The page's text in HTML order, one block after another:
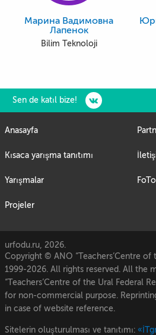
Марина Вадимовна
Лапенок
Bilim Teknoloji
Sen de katıl bize!
Anasayfa
Kısaca yarışma tanıtımı
Yarışmalar
Projeler
urfodu.ru, 2026.
Copyright © ANO “Teachers’Centre of
1999-2026. All rights reserved. All the
“Teachers’Centre of the Ural Federal
for non-commercial purpose.
in case of website reference.
Sitelerin oluşturulması ve tanıtımı: